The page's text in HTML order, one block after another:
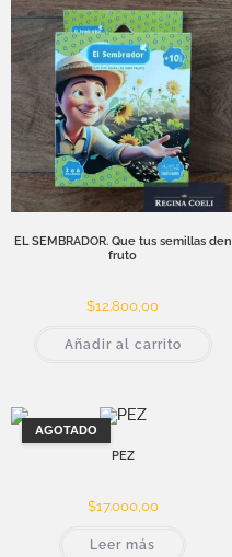
EL SEMBRADOR. Que tus semillas den
fruto
$12.800,00
Añadir al carrito
AGOTADO
PEZ
$17.000,00
Leer más